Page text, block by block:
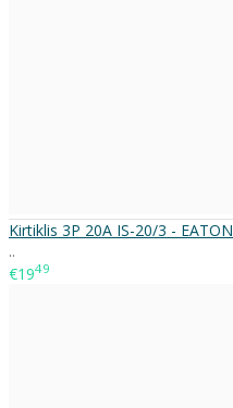
Kirtiklis 3P 20A IS-20/3 - EATON
..
€1949